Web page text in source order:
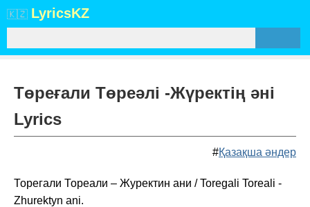
🇰🇿 LyricsKZ
Төреғали Төреәлі -Жүректің әні
Lyrics
#Қазақша әндер
Торегали Тореали – Журектин ани / Toregali Toreali -
Zhurektyn ani.